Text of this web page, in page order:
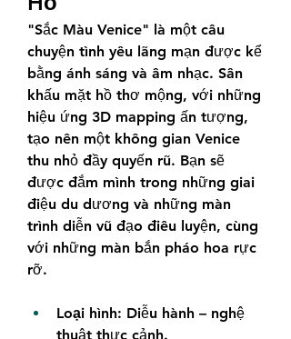
"Sắc Màu Venice" là một câu
chuyện tình yêu lãng mạn được kể
bằng ánh sáng và âm nhạc. Sân
khấu mặt hồ thơ mộng, với những
hiệu ứng 3D mapping ấn tượng,
tạo nên một không gian Venice
thu nhỏ đầy quyến rũ. Bạn sẽ
được đắm mình trong những giai
điệu du dương và những màn
trình diễn vũ đạo điêu luyện, cùng
với những màn bắn pháo hoa rực
rỡ.
Loại hình: Diễu hành – nghệ
thuật thực cảnh.